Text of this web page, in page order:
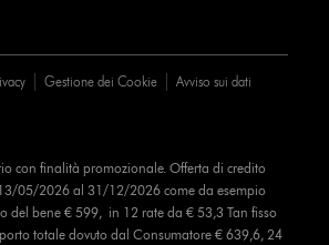
Gestione dei Cookie Avviso sui dati
con finalità promozionale. Offerta di credito
05/2026 al 31/12/2026 come da esempio
del bene € 599, in 12 rate da € 53,3 Tan fisso
totale dovuto dal Consumatore € 639,6, 24